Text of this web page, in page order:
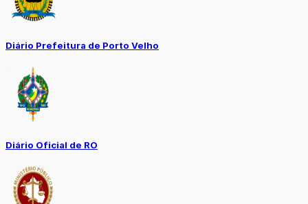
Diário Prefeitura de Porto Velho
Diário Oficial de RO